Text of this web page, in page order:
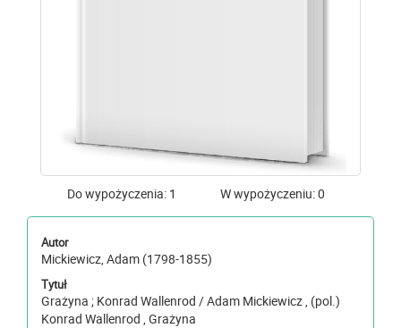
Do wypożyczenia: 1 W wypożyczeniu: 0
Autor
Mickiewicz, Adam (1798-1855)
Tytuł
Grażyna ; Konrad Wallenrod / Adam Mickiewicz , (pol.)
Konrad Wallenrod , Grażyna